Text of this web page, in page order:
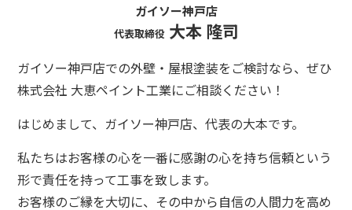
ガイソー神戸店
代表取締役大本 隆司
ガイソー神戸店での外壁・屋根塗装をご検討なら、ぜひ
株式会社 大恵ペイント工業にご相談ください！
はじめまして、ガイソー神戸店、代表の大本です。
私たちはお客様の心を一番に感謝の心を持ち信頼という
形で責任を持って工事を致します。
お客様のご縁を大切に、その中から自信の人間力を高め